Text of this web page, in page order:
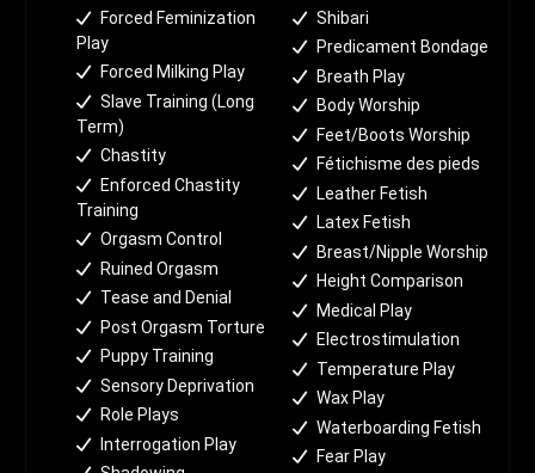
Forced Feminization
Play
Forced Milking Play
Slave Training (Long
Term)
Chastity
Enforced Chastity
Training
Orgasm Control
Ruined Orgasm
Tease and Denial
Post Orgasm Torture
Puppy Training
Sensory Deprivation
Role Plays
Interrogation Play
Shibari
Predicament Bondage
Breath Play
Body Worship
Feet/Boots Worship
Fétichisme des pieds
Leather Fetish
Latex Fetish
Breast/Nipple Worship
Height Comparison
Medical Play
Electrostimulation
Temperature Play
Wax Play
Waterboarding Fetish
Fear Play